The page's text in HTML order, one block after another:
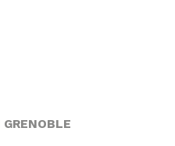
GRENOBLE